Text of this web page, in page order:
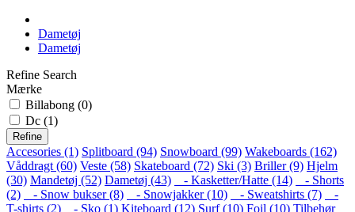
Dametøj
Dametøj
Refine Search
Mærke
Billabong (0)
Dc (1)
Refine
Accesories (1) Splitboard (94) Snowboard (99) Wakeboards (162)
Våddragt (60) Veste (58) Skateboard (72) Ski (3) Briller (9) Hjelm
(30) Mandetøj (52) Dametøj (43) - Kasketter/Hatte (14)
- Shorts
(2)
- Snow bukser (8) - Snowjakker (10) - Sweatshirts (7)
-
T-shirts (2)
- Sko (1) Kiteboard (12) Surf (10) Foil (10) Tilbehør